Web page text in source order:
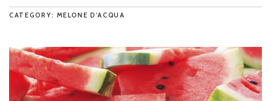
CATEGORY: MELONE D’ACQUA